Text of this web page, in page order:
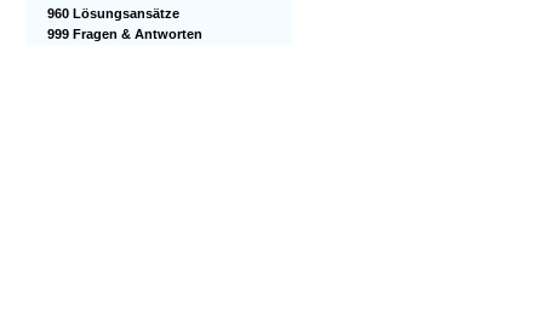
960 Lösungsansätze
999 Fragen & Antworten